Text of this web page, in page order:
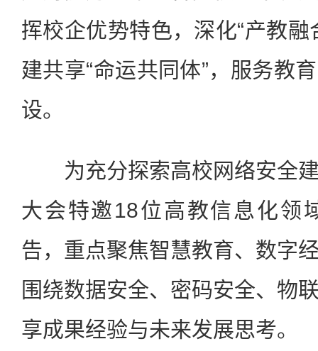
挥校企优势特色，深化“产教融
建共享“命运共同体”，服务教
设。
为充分探索高校网络安全建
大会特邀18位高教信息化领
告，重点聚焦智慧教育、数字
围绕数据安全、密码安全、物
享成果经验与未来发展思考。